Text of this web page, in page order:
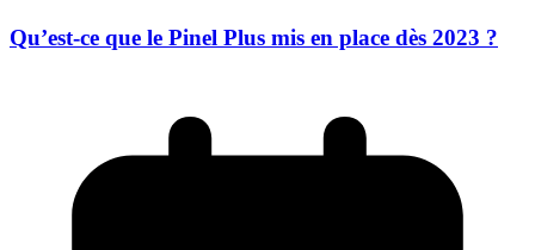
Qu’est-ce que le Pinel Plus mis en place dès 2023 ?